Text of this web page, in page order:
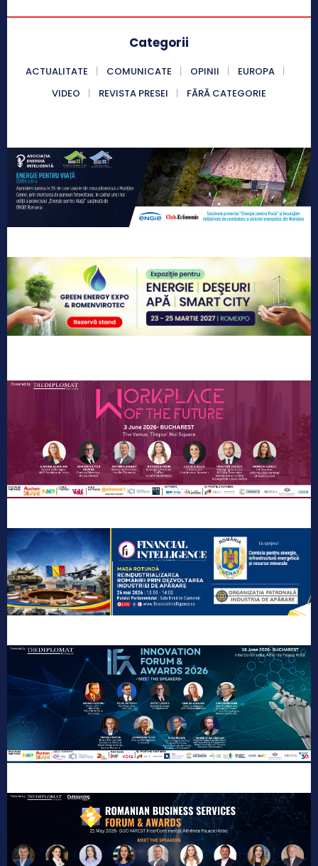
Categorii
ACTUALITATE COMUNICATE OPINII
EUROPA
VIDEO
REVISTA PRESEI FĂRĂ CATEGORIE